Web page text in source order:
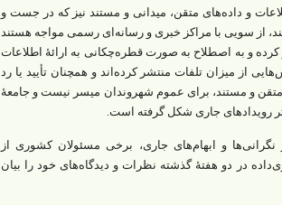
و داده‌های متقن، میدانی و مستند نیز که ‌در جست ‌و
از سویی با مراکز خبری و رسانه‌ای رسمی مواجه هستند
کرده و به‌ اصطلاح به‌ صورت قطره‌چکانی به ارائۀ اطلاعات
از میزان تلفات منتشر کرده‌اند و همچنان تأیید‌ یا رد
و مستند، برای عموم شهروندان میسر نیست و جامعۀ
رویدادهای جاری شکل گرفته است.
و ابهام‌های جاری، برخی‌ مسئولان کشوری‌ از
در دو هفتۀ گذشته نظرات و دیدگاه‌های خود را بیان